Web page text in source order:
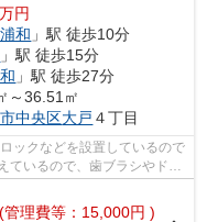
万円
和 」駅 徒歩10分
」駅 徒歩15分
」駅 徒歩27分
～36.51㎡
中央区大戸 ４丁目
ックなどを設置しているので
ているので、歯ブラシやドラ
(管理費等：15,000円 )